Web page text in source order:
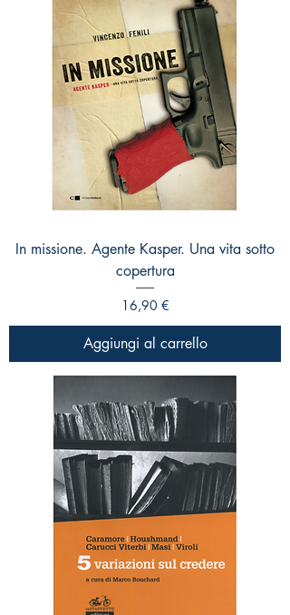
In missione. Agente Kasper. Una vita sotto
copertura
Prezzo
16,90 €
Aggiungi al carrello